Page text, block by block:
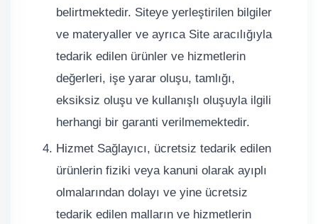
belirtmektedir. Siteye yerleştirilen bilgiler
ve materyaller ve ayrıca Site aracılığıyla
tedarik edilen ürünler ve hizmetlerin
değerleri, işe yarar oluşu, tamlığı,
eksiksiz oluşu ve kullanışlı oluşuyla ilgili
herhangi bir garanti verilmemektedir.
Hizmet Sağlayıcı, ücretsiz tedarik edilen
ürünlerin fiziki veya kanuni olarak ayıplı
olmalarından dolayı ve yine ücretsiz
tedarik edilen malların ve hizmetlerin